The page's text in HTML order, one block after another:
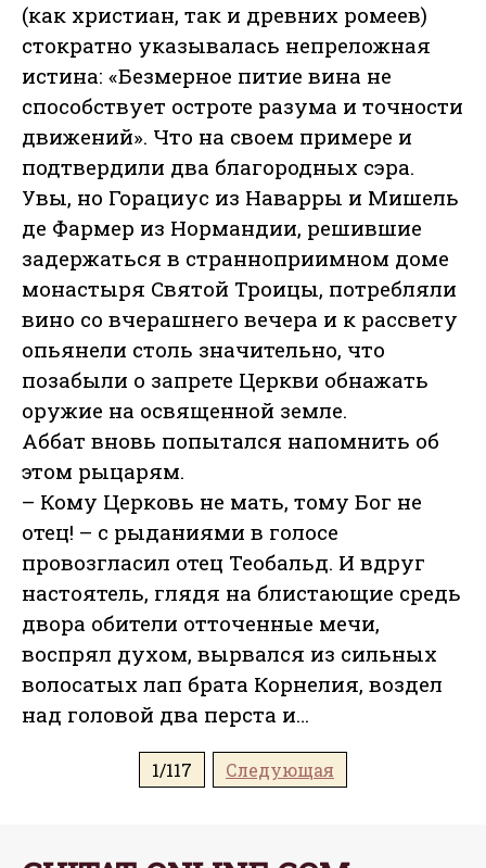
(как христиан, так и древних ромеев)
стократно указывалась непреложная
истина: «Безмерное питие вина не
способствует остроте разума и точности
движений». Что на своем примере и
подтвердили два благородных сэра.
Увы, но Горациус из Наварры и Мишель
де Фармер из Нормандии, решившие
задержаться в странноприимном доме
монастыря Святой Троицы, потребляли
вино со вчерашнего вечера и к рассвету
опьянели столь значительно, что
позабыли о запрете Церкви обнажать
оружие на освященной земле.
Аббат вновь попытался напомнить об
этом рыцарям.
– Кому Церковь не мать, тому Бог не
отец! – с рыданиями в голосе
провозгласил отец Теобальд. И вдруг
настоятель, глядя на блистающие средь
двора обители отточенные мечи,
воспрял духом, вырвался из сильных
волосатых лап брата Корнелия, воздел
над головой два перста и…
1/117 Следующая